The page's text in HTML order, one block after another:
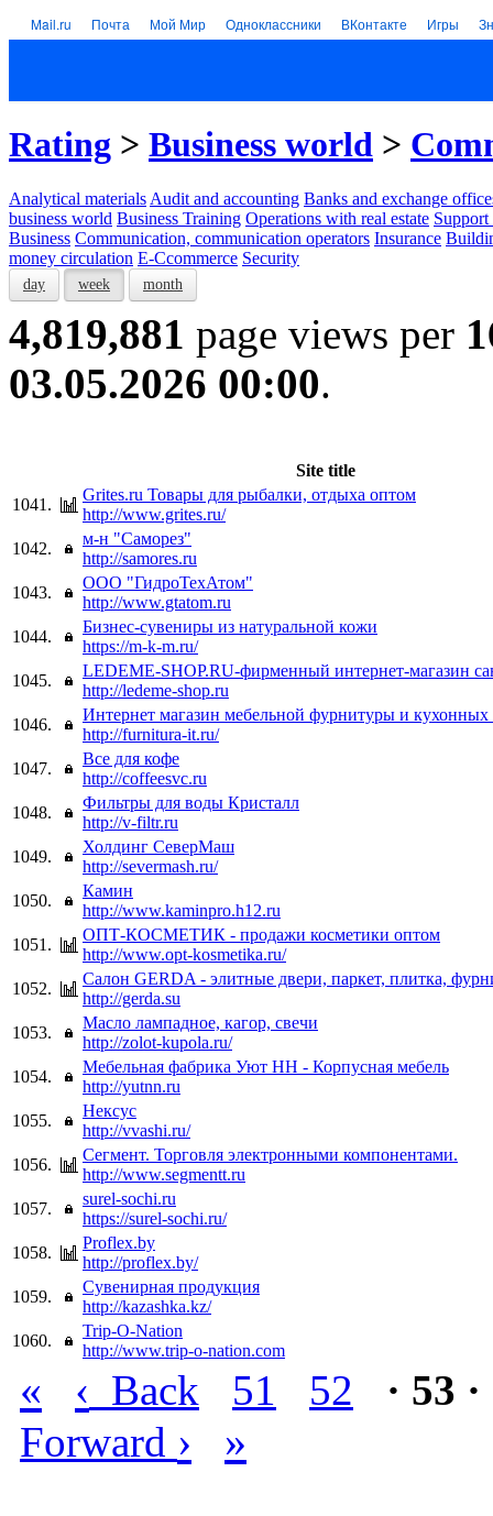
Mail.ru Почта Мой Мир Одноклассники ВКонтакте Игры
Rating > Business world >
Analytical materials Audit and accounting Banks and exchange
business world Business Training Operations with real estate Support
Business Communication, communication operators Insurance
money circulation E-Ccommerce Security
day week month
4,819,881 page views per
03.05.2026 00:00.
Site title
1041.
Grites.ru Товары для рыбалки, отдыха оптом
http://www.grites.ru/
1042.
м-н "Саморез"
http://samores.ru
1043.
ООО "ГидроТехАтом"
http://www.gtatom.ru
1044.
Бизнес-сувениры из натуральной кожи
https://m-k-m.ru/
1045.
LEDEME-SHOP.RU-фирменный интернет-магазин
http://ledeme-shop.ru
1046.
Интернет магазин мебельной фурнитуры и кухонных
http://furnitura-it.ru/
1047.
Все для кофе
http://coffeesvc.ru
1048.
Фильтры для воды Кристалл
http://v-filtr.ru
1049.
Холдинг СеверМаш
http://severmash.ru/
1050.
Камин
http://www.kaminpro.h12.ru
1051.
ОПТ-КОСМЕТИК - продажи косметики оптом
http://www.opt-kosmetika.ru/
1052.
Салон GERDA - элитные двери, паркет, плитка,
http://gerda.su
1053.
Масло лампадное, кагор, свечи
http://zolot-kupola.ru/
1054.
Мебельная фабрика Уют НН - Корпусная мебель
http://yutnn.ru
1055.
Нексус
http://vvashi.ru/
1056.
Сегмент. Торговля электронными компонентами.
http://www.segmentt.ru
1057.
surel-sochi.ru
https://surel-sochi.ru/
1058.
Proflex.by
http://proflex.by/
1059.
Сувенирная продукция
http://kazashka.kz/
1060.
Trip-O-Nation
http://www.trip-o-nation.com
« ‹ Back 51 52
· 53 ·
Forward › »